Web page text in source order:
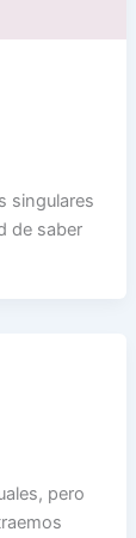
singulares
de saber
pero